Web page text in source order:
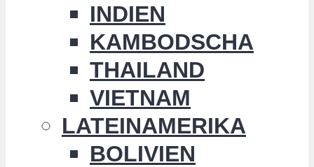
INDIEN
KAMBODSCHA
THAILAND
VIETNAM
LATEINAMERIKA
BOLIVIEN